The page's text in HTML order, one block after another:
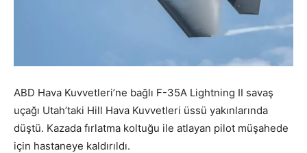
ABD Hava Kuvvetleri’ne bağlı F-35A Lightning II savaş
uçağı Utah’taki Hill Hava Kuvvetleri üssü yakınlarında
düştü. Kazada fırlatma koltuğu ile atlayan pilot müşahede
için hastaneye kaldırıldı.